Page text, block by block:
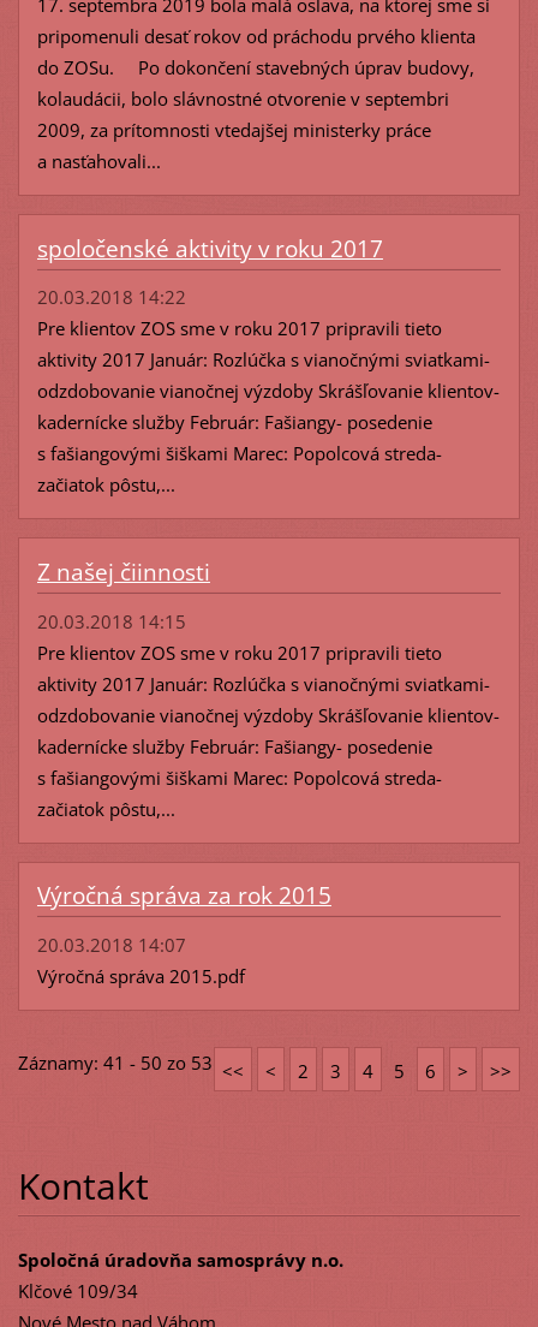
17. septembra 2019 bola malá oslava, na ktorej sme si
pripomenuli desať rokov od práchodu prvého klienta
do ZOSu. Po dokončení stavebných úprav budovy,
kolaudácii, bolo slávnostné otvorenie v septembri
2009, za prítomnosti vtedajšej ministerky práce
a nasťahovali...
spoločenské aktivity v roku 2017
20.03.2018 14:22
Pre klientov ZOS sme v roku 2017 pripravili tieto
aktivity 2017 Január: Rozlúčka s vianočnými sviatkami-
odzdobovanie vianočnej výzdoby Skrášľovanie klientov-
kadernícke služby Február: Fašiangy- posedenie
s fašiangovými šiškami Marec: Popolcová streda-
začiatok pôstu,...
Z našej čiinnosti
20.03.2018 14:15
Pre klientov ZOS sme v roku 2017 pripravili tieto
aktivity 2017 Január: Rozlúčka s vianočnými sviatkami-
odzdobovanie vianočnej výzdoby Skrášľovanie klientov-
kadernícke služby Február: Fašiangy- posedenie
s fašiangovými šiškami Marec: Popolcová streda-
začiatok pôstu,...
Výročná správa za rok 2015
20.03.2018 14:07
Výročná správa 2015.pdf
Záznamy: 41 - 50 zo 53 << < 2 3 4 5 6 > >>
Kontakt
Spoločná úradovňa samosprávy n.o.
Klčové 109/34
Nové Mesto nad Váhom